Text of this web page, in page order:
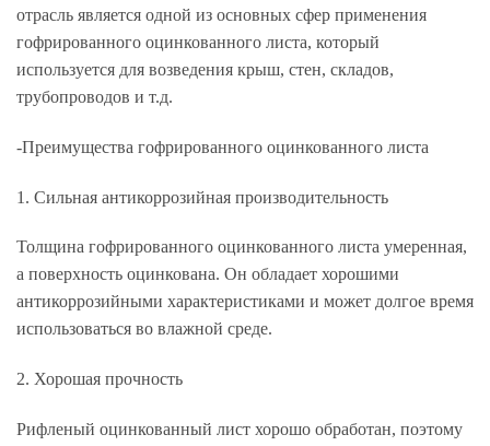
отрасль является одной из основных сфер применения
гофрированного оцинкованного листа, который
используется для возведения крыш, стен, складов,
трубопроводов и т.д.
-Преимущества гофрированного оцинкованного листа
1. Сильная антикоррозийная производительность
Толщина гофрированного оцинкованного листа умеренная,
а поверхность оцинкована. Он обладает хорошими
антикоррозийными характеристиками и может долгое время
использоваться во влажной среде.
2. Хорошая прочность
Рифленый оцинкованный лист хорошо обработан, поэтому